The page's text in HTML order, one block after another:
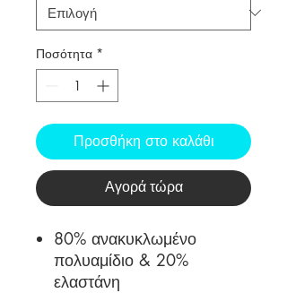
Ποσότητα *
Προσθήκη στο καλάθι
Αγορά τώρα
80% ανακυκλωμένο
πολυαμίδιο & 20%
ελαστάνη